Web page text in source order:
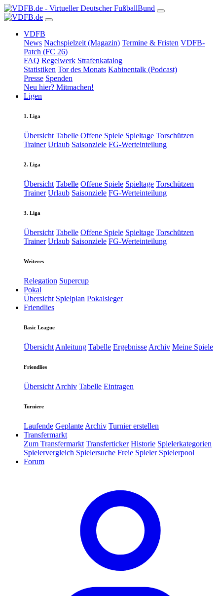
VDFB
News Nachspielzeit (Magazin) Termine & Fristen VDFB-
Patch (FC 26)
FAQ Regelwerk Strafenkatalog
Statistiken Tor des Monats Kabinentalk (Podcast)
Presse Spenden
Neu hier? Mitmachen!
Ligen
1. Liga
Übersicht Tabelle Offene Spiele Spieltage Torschützen
Trainer Urlaub Saisonziele FG-Werteinteilung
2. Liga
Übersicht Tabelle Offene Spiele Spieltage Torschützen
Trainer Urlaub Saisonziele FG-Werteinteilung
3. Liga
Übersicht Tabelle Offene Spiele Spieltage Torschützen
Trainer Urlaub Saisonziele FG-Werteinteilung
Weiteres
Relegation Supercup
Pokal
Übersicht Spielplan Pokalsieger
Friendlies
Basic League
Übersicht Anleitung Tabelle Ergebnisse Archiv Meine Spiele
Friendlies
Übersicht Archiv Tabelle Eintragen
Turniere
Laufende Geplante Archiv Turnier erstellen
Transfermarkt
Zum Transfermarkt Transferticker Historie Spielerkategorien
Spielervergleich Spielersuche Freie Spieler Spielerpool
Forum